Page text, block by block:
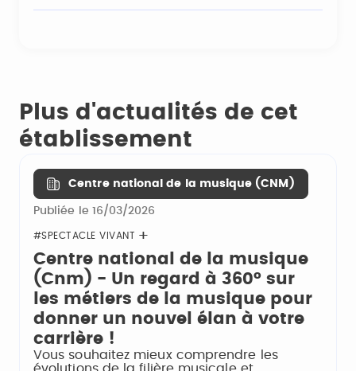
Plus d'actualités de cet
établissement
Centre national de la musique (CNM)
Publiée le 16/03/2026
#SPECTACLE VIVANT
Centre national de la musique
(Cnm) - Un regard à 360° sur
les métiers de la musique pour
donner un nouvel élan à votre
carrière !
Vous souhaitez mieux comprendre les